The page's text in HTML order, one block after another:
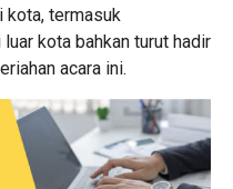
kota, termasuk
kota bahkan turut hadir
acara ini.